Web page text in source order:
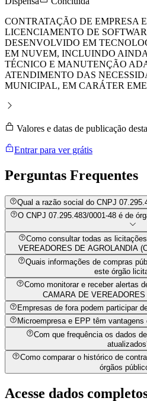
CONTRATAÇÃO DE EMPRESA
LICENCIAMENTO DE
DESENVOLVIDO EM
EM NUVEM, INCLUINDO AINDA
TÉCNICO E MANUTENÇÃO
ATENDIMENTO DAS
MUNICIPAL, EM CARÁTER
Valores e datas de publicação
Entrar para ver grátis
Perguntas Frequentes
Qual a razão social do CNPJ
O CNPJ 07.295.483/0001-48 é de
Como consultar todas as
VEREADORES DE AGROLANDIA
Quais informações de compras
este órgão
Como monitorar e receber alertas
CAMARA DE
Empresas de fora podem participar
Microempresa e EPP têm
Com que frequência os dados
Como comparar o histórico de
órgãos
Acesse dados